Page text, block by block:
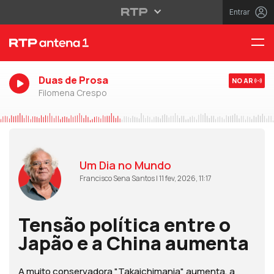
Entrar
Duas de Prosa
Filomena Crespo
NO AR
Um Dia no Mundo
Francisco Sena Santos | 11 fev, 2026, 11:17
Tensão política entre o
Japão e a China aumenta
A muito conservadora "Takaichimania" aumenta, a